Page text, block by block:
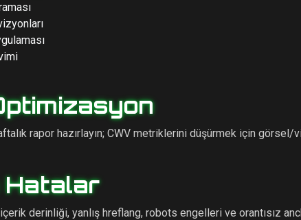
rapor hazırlayın; CWV metriklerini düşürmek için
Hatalar
derinliği, yanlış hreflang, robots engelleri ve orantısız